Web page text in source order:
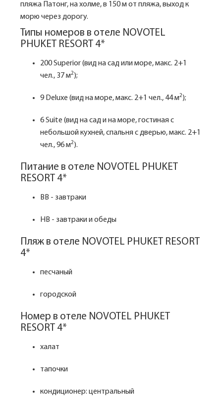
пляжа Патонг, на холме, в 150 м от пляжа, выход к
морю через дорогу.
Типы номеров в отеле NOVOTEL
PHUKET RESORT 4*
200 Superior (вид на сад или море, макс. 2+1
чел., 37 м2);
9 Deluxe (вид на море, макс. 2+1 чел., 44 м2);
6 Suite (вид на сад и на море, гостиная с
небольшой кухней, спальня с дверью, макс. 2+1
чел., 96 м2).
Питание в отеле NOVOTEL PHUKET
RESORT 4*
BB - завтраки
HB - завтраки и обеды
Пляж в отеле NOVOTEL PHUKET RESORT
4*
песчаный
городской
Номер в отеле NOVOTEL PHUKET
RESORT 4*
халат
тапочки
кондиционер: центральный